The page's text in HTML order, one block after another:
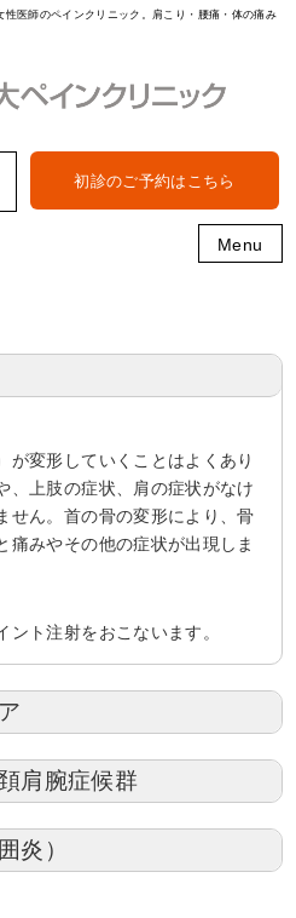
医師のペインクリニック。肩こり・腰痛・体の痛み
初診のご予約はこちら
Menu
が変形していくことはよくあり
、上肢の症状、肩の症状がなけ
せん。首の骨の変形により、骨
痛みやその他の症状が出現しま
ト注射をおこないます。
肩腕症候群
炎）